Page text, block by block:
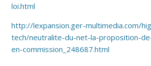
loi.html
http://lexpansion.ger-multimedia.com/
tech/neutralite-du-net-la-proposition-
en-commission_248687.html